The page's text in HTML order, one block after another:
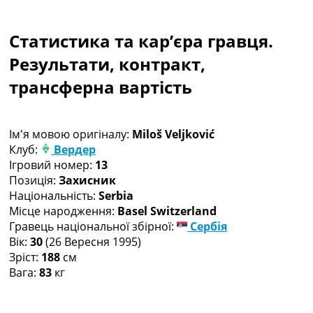
Чемпіонат Світу
Україна. Прем’єр-Ліга
Україна. Перша Ліга
Ліга Чемпіонів
Ще Турніри >>>
Таблиці
Чемпіонат Світу. Турнирні таблиці
Таблиця УПЛ
Перша Ліга
Таблиця АПЛ
Таблиця Ла Ліги
Таблиця Ліги Чемпіонів
Всі таблиці >>>
Рейтинги
Статистика та кар’єра гравця.
Результати, контракт,
трансферна вартість
Ім'я мовою оригіналу: Miloš Veljković
Клуб:
Вердер
Ігровий номер: 13
Позиція: Захисник
Національність: Serbia
Місце народження: Basel Switzerland
Гравець національної збірної:
Сербія
Вік: 30(26 Вересня 1995)
Зріст: 188 см
Вага: 83 кг